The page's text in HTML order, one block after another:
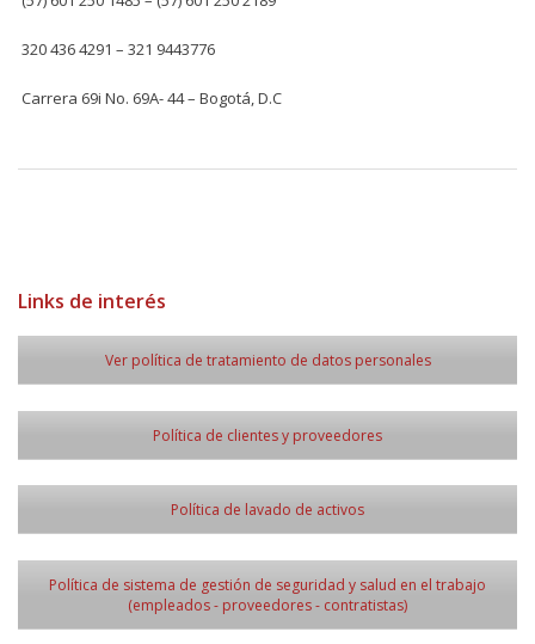
320 436 4291 – 321 9443776
Carrera 69i No. 69A- 44 – Bogotá, D.C
Links de interés
Ver política de tratamiento de datos personales
Política de clientes y proveedores
Política de lavado de activos
Política de sistema de gestión de seguridad y salud en el trabajo
(empleados - proveedores - contratistas)